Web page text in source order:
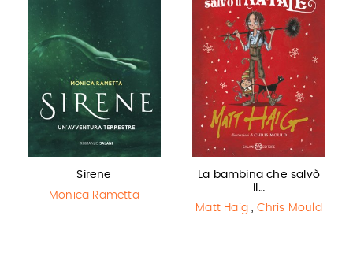
Sirene
Monica Rametta
La bambina che salvò
il…
Matt Haig , Chris Mould